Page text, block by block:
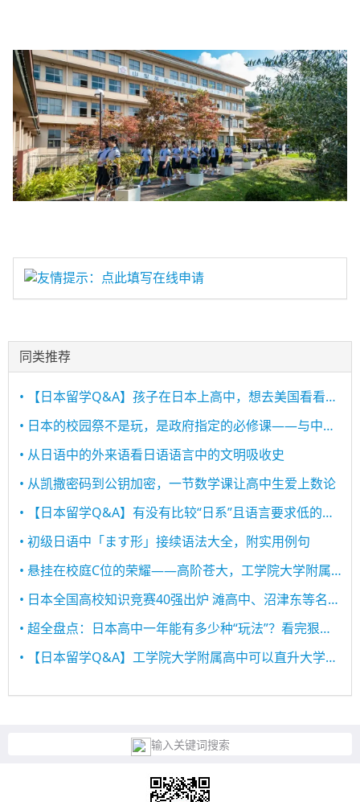
友情提示：点此填写在线申请
同类推荐
• 【日本留学Q&A】孩子在日本上高中，想去美国看看，应该怎么做？
• 日本的校园祭不是玩，是政府指定的必修课——与中国不同的教育理念
• 从日语中的外来语看日语语言中的文明吸收史
• 从凯撒密码到公钥加密，一节数学课让高中生爱上数论
• 【日本留学Q&A】有没有比较“日系”且语言要求低的高中？
• 初级日语中「ます形」接续语法大全，附实用例句
• 悬挂在校庭C位的荣耀——高阶苍大，工学院大学附属高中的标枪之星！
• 日本全国高校知识竞赛40强出炉 滩高中、沼津东等名校悉数在列
• 超全盘点：日本高中一年能有多少种“玩法”？看完狠狠慕了！
• 【日本留学Q&A】工学院大学附属高中可以直升大学吗？
输入关键词搜索